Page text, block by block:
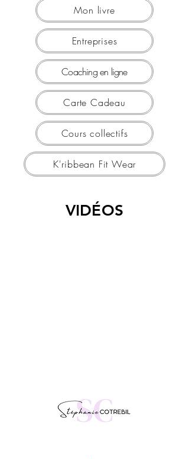
Mon livre
Entreprises
Coaching en ligne
Carte Cadeau
Cours collectifs
K'ribbean Fit Wear
VIDÉOS